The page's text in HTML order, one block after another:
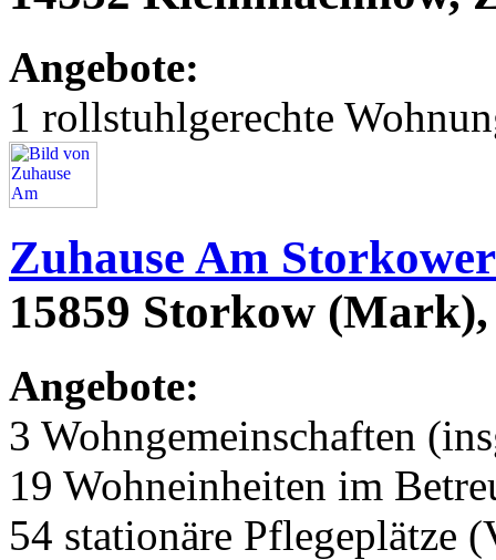
Angebote:
1 rollstuhlgerechte
Zuhause Am Storkower
15859 Storkow
Angebote:
3 Wohngemeinschaften
19 Wohneinheiten im
54 stationäre Pflegeplätze